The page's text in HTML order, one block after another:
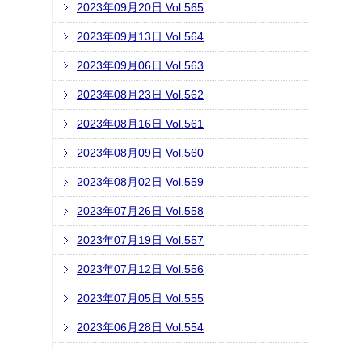
2023年09月20日 Vol.565
2023年09月13日 Vol.564
2023年09月06日 Vol.563
2023年08月23日 Vol.562
2023年08月16日 Vol.561
2023年08月09日 Vol.560
2023年08月02日 Vol.559
2023年07月26日 Vol.558
2023年07月19日 Vol.557
2023年07月12日 Vol.556
2023年07月05日 Vol.555
2023年06月28日 Vol.554